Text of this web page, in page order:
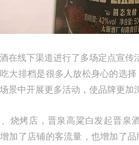
在线下渠道进行了多场定点宣传
大排档是很多人放松身心的选
景中开展更多活动，使品牌更加
烧烤店，晋泉高粱白发起晋泉
加了店铺的客流量，也增加了